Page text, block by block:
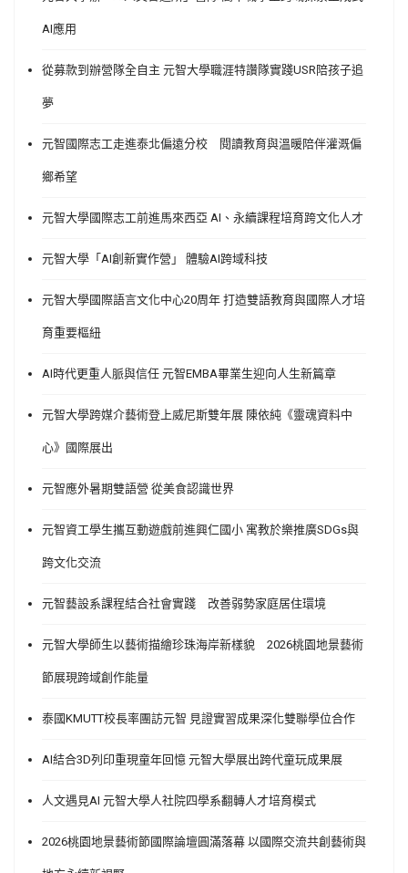
AI應用
從募款到辦營隊全自主 元智大學職涯特讚隊實踐USR陪孩子追
夢
元智國際志工走進泰北偏遠分校 閱讀教育與溫暖陪伴灌溉偏
鄉希望
元智大學國際志工前進馬來西亞 AI、永續課程培育跨文化人才
元智大學「AI創新實作營」 體驗AI跨域科技
元智大學國際語言文化中心20周年 打造雙語教育與國際人才培
育重要樞紐
AI時代更重人脈與信任 元智EMBA畢業生迎向人生新篇章
元智大學跨媒介藝術登上威尼斯雙年展 陳依純《靈魂資料中
心》國際展出
元智應外暑期雙語營 從美食認識世界
元智資工學生攜互動遊戲前進興仁國小 寓教於樂推廣SDGs與
跨文化交流
元智藝設系課程結合社會實踐 改善弱勢家庭居住環境
元智大學師生以藝術描繪珍珠海岸新樣貌 2026桃園地景藝術
節展現跨域創作能量
泰國KMUTT校長率團訪元智 見證實習成果深化雙聯學位合作
AI結合3D列印重現童年回憶 元智大學展出跨代童玩成果展
人文遇見AI 元智大學人社院四學系翻轉人才培育模式
2026桃園地景藝術節國際論壇圓滿落幕 以國際交流共創藝術與